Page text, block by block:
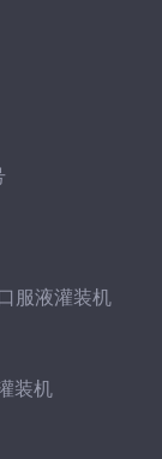
服液灌装机
装机